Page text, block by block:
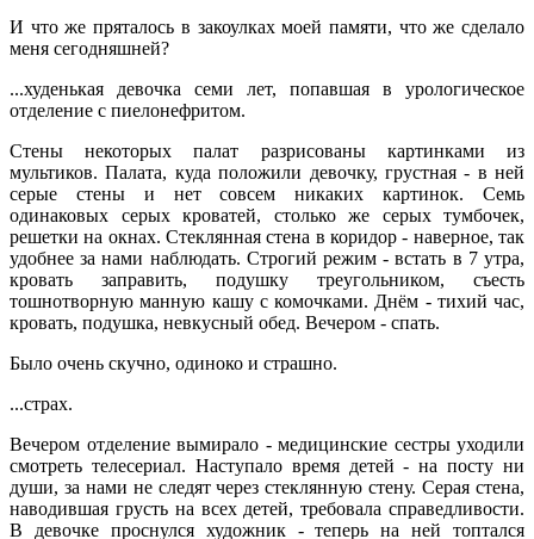
И что же пряталось в закоулках моей памяти, что же сделало
меня сегодняшней?
...худенькая девочка семи лет, попавшая в урологическое
отделение с пиелонефритом.
Стены некоторых палат разрисованы картинками из
мультиков. Палата, куда положили девочку, грустная - в ней
серые стены и нет совсем никаких картинок. Семь
одинаковых серых кроватей, столько же серых тумбочек,
решетки на окнах. Стеклянная стена в коридор - наверное, так
удобнее за нами наблюдать. Строгий режим - встать в 7 утра,
кровать заправить, подушку треугольником, съесть
тошнотворную манную кашу с комочками. Днём - тихий час,
кровать, подушка, невкусный обед. Вечером - спать.
Было очень скучно, одиноко и страшно.
...страх.
Вечером отделение вымирало - медицинские сестры уходили
смотреть телесериал. Наступало время детей - на посту ни
души, за нами не следят через стеклянную стену. Серая стена,
наводившая грусть на всех детей, требовала справедливости.
В девочке проснулся художник - теперь на ней топтался